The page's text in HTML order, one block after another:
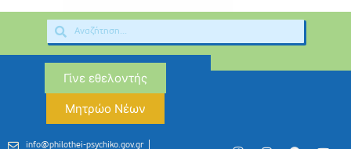
Γίνε εθελοντής
Μητρώο Νέων
info@philothei-psychiko.gov.gr